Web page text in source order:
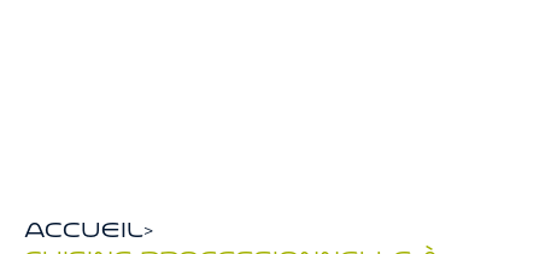
Accueil>